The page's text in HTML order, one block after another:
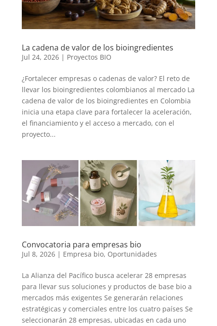
La cadena de valor de los bioingredientes
Jul 24, 2026| Proyectos BIO
¿Fortalecer empresas o cadenas de valor? El reto de
llevar los bioingredientes colombianos al mercado La
cadena de valor de los bioingredientes en Colombia
inicia una etapa clave para fortalecer la aceleración,
el financiamiento y el acceso a mercado, con el
proyecto...
Convocatoria para empresas bio
Jul 8, 2026| Empresa bio, Oportunidades
La Alianza del Pacífico busca acelerar 28 empresas
para llevar sus soluciones y productos de base bio a
mercados más exigentes Se generarán relaciones
estratégicas y comerciales entre los cuatro países Se
seleccionarán 28 empresas, ubicadas en cada uno